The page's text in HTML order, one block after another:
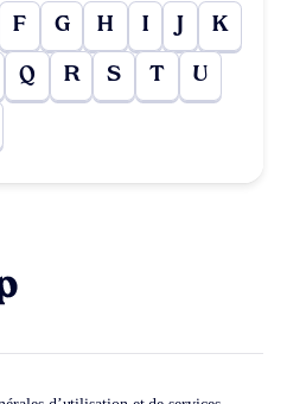
F G H I J K
Q R S T U